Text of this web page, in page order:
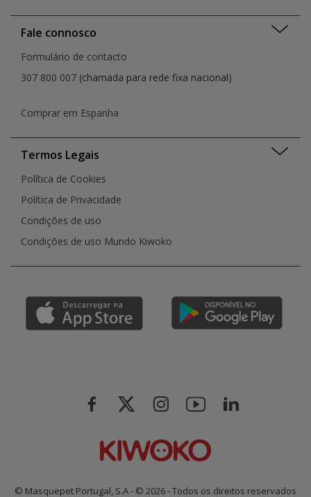
Fale connosco
Formulário de contacto
307 800 007 (chamada para rede fixa nacional)
Comprar em Espanha
Termos Legais
Política de Cookies
Política de Privacidade
Condições de uso
Condições de uso Mundo Kiwoko
© Masquepet Portugal, S.A - © 2026 - Todos os direitos reservados